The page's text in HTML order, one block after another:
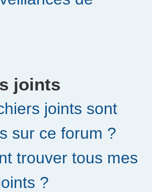
joints
joints sont
sur ce forum ?
trouver tous mes
?